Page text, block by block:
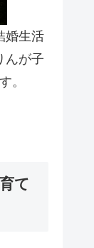
婚生活
んが子
。
て